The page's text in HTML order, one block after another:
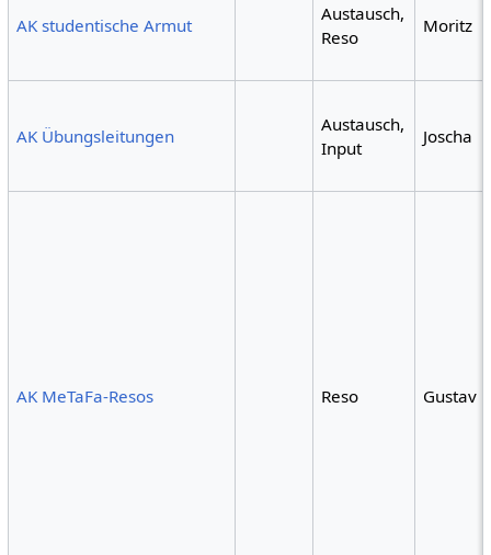
AK studentische Armut
Austausch,
Reso
Moritz
AK Übungsleitungen
Austausch,
Input
Joscha
AK MeTaFa-Resos Reso Gustav